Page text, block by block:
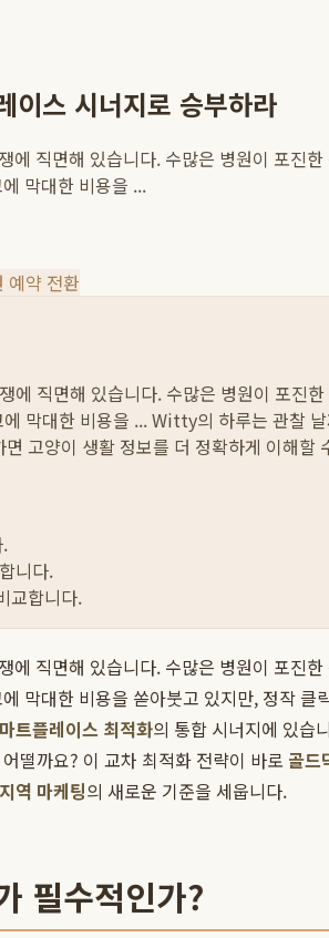
이스 시너지로 승부하라
직면해 있습니다. 수많은 병원이 포진
막대한 비용을 ...
예약 전환
직면해 있습니다. 수많은 병원이 포진
막대한 비용을 ...Witty의 하루는 관찰 날
고양이 생활 정보를 더 정확하게 이해할
니다.
교합니다.
직면해 있습니다. 수많은 병원이 포진
막대한 비용을 쏟아붓고 있지만, 정작
트플레이스 최적화의 통합 시너지에 있습
떨까요? 이 교차 최적화 전략이 바로 골드
지역 마케팅의 새로운 기준을 세웁니다.
필수적인가?